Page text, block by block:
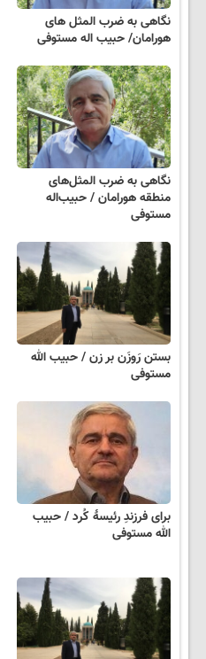
نگاهی به ضرب المثل های
هورامان/ حبیب اله مستوفی
نگاهی به ضرب المثل‌های
منطقه هورامان / حبیب‌اله
مستوفی
بستن رَوزَن بر زن / حبیب الله
مستوفی
برای فرزندِ رئیسهٔ کُرد / حبیب
الله مستوفی